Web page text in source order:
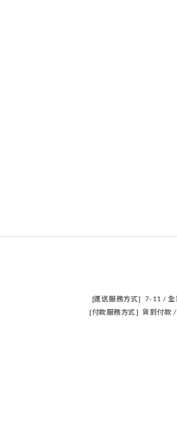
[運送服務方式] 7-11 / 全
[付款服務方式] 貨到付款